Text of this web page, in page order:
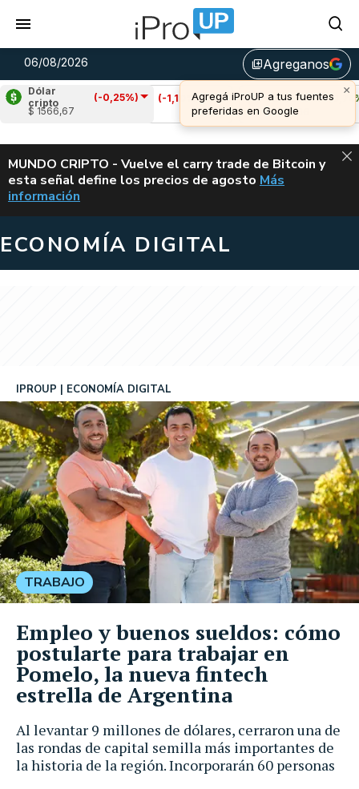
06/08/2026 library_addAgreganos
Dólar
cripto
(-0,25%)
$ 1566,67
Cardano (-1,10%)
u$s 0,19
Avalanche (0,74%)
u$s 6,66
ALERTA
MUNDO CRIPTO - Vuelve el carry trade de Bitcoin y
esta señal define los precios de agosto VUELVE EL
Más
información
ECONOMÍA DIGITAL
Al levantar 9 millones de dólares, cerraron una de
las rondas de capital semilla más importantes de
la historia de la región. Incorporarán 60 personas
IPROUP ECONOMÍA DIGITAL
TRABAJO
Empleo y buenos sueldos: cómo
postularte para trabajar en
Pomelo, la nueva fintech
estrella de Argentina